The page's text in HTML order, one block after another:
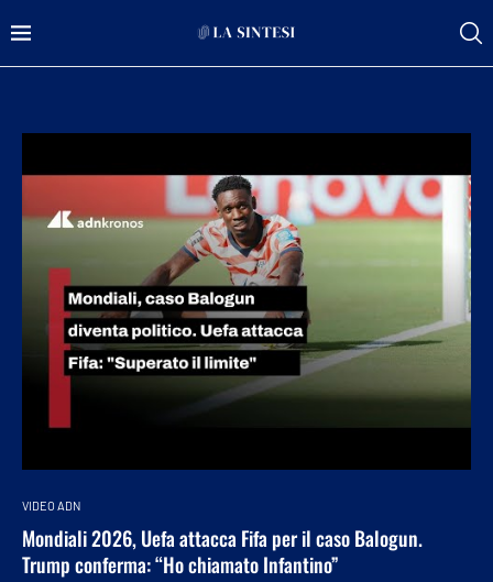
VIDEO ADN
Mondiali 2026, Uefa attacca Fifa per il caso Balogun.
Trump conferma: “Ho chiamato Infantino”